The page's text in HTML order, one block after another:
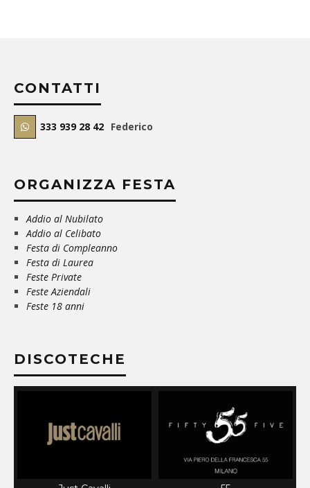
CONTATTI
333 939 28 42 Federico
ORGANIZZA FESTA
Addio al Nubilato
Addio al Celibato
Festa di Compleanno
Festa di Laurea
Feste Private
Feste Aziendali
Feste 18 anni
DISCOTECHE